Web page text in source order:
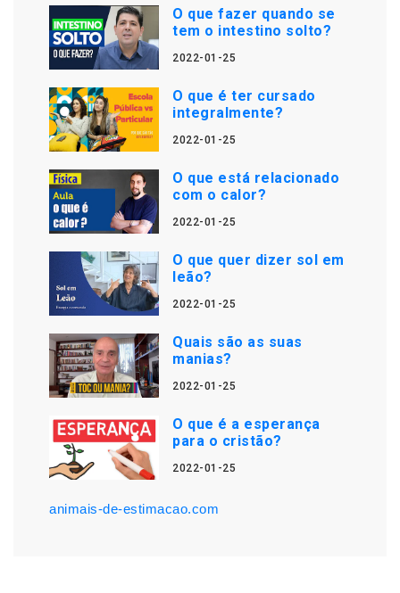
O que fazer quando se
tem o intestino solto?
2022-01-25
O que é ter cursado
integralmente?
2022-01-25
O que está relacionado
com o calor?
2022-01-25
O que quer dizer sol em
leão?
2022-01-25
Quais são as suas
manias?
2022-01-25
O que é a esperança
para o cristão?
2022-01-25
animais-de-estimacao.com